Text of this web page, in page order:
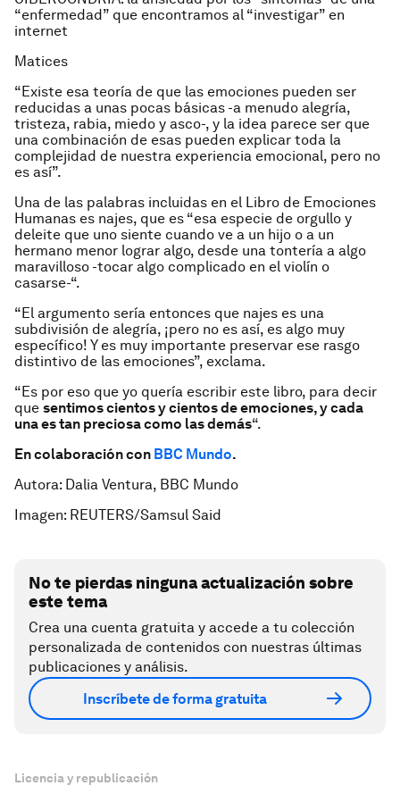
“enfermedad” que encontramos al “investigar” en
internet
Matices
“Existe esa teoría de que las emociones pueden ser
reducidas a unas pocas básicas -a menudo alegría,
tristeza, rabia, miedo y asco-, y la idea parece ser que
una combinación de esas pueden explicar toda la
complejidad de nuestra experiencia emocional, pero no
es así”.
Una de las palabras incluidas en el Libro de Emociones
Humanas es najes, que es “esa especie de orgullo y
deleite que uno siente cuando ve a un hijo o a un
hermano menor lograr algo, desde una tontería a algo
maravilloso -tocar algo complicado en el violín o
casarse-“.
“El argumento sería entonces que najes es una
subdivisión de alegría, ¡pero no es así, es algo muy
específico! Y es muy importante preservar ese rasgo
distintivo de las emociones”, exclama.
“Es por eso que yo quería escribir este libro, para decir
que sentimos cientos y cientos de emociones, y cada
una es tan preciosa como las demás“.
En colaboración con BBC Mundo.
Autora: Dalia Ventura, BBC Mundo
Imagen: REUTERS/Samsul Said
No te pierdas ninguna actualización sobre
este tema
Crea una cuenta gratuita y accede a tu colección
personalizada de contenidos con nuestras últimas
publicaciones y análisis.
Inscríbete de forma gratuita
Licencia y republicación